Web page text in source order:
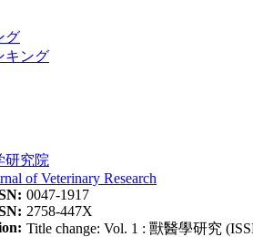
グ
キング
研究院
of Veterinary Research
0047-1917
2758-447X
Title change: Vol. 1 : 獸醫學研究